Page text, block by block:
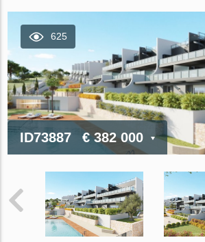
625
ID73887 € 382 000